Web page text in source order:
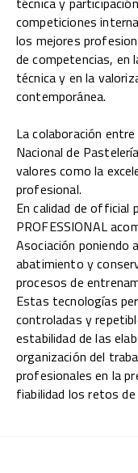
competiciones
los mejores
de competencias, en
técnica y en la
contemporánea.
La colaboración
Nacional de
valores como la
profesional.
En calidad de official
PROFESSIONAL
Asociación poniendo
abatimiento y
procesos de
Estas tecnologías
controladas y
estabilidad de las
organización del
profesionales en la
fiabilidad los retos